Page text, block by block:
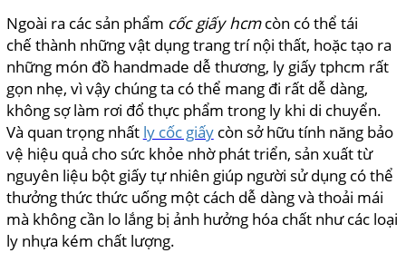
Ngoài ra các sản phẩm cốc giấy hcmcòn có thể tái
chế thành những vật dụng trang trí nội thất, hoặc tạo ra
những món đồ handmade dễ thương, ly giấy tphcm rất
gọn nhẹ, vì vậy chúng ta có thể mang đi rất dễ dàng,
không sợ làm rơi đổ thực phẩm trong ly khi di chuyển.
Và quan trọng nhất ly cốc giấycòn sở hữu tính năng bảo
vệ hiệu quả cho sức khỏe nhờ phát triển, sản xuất từ
nguyên liệu bột giấy tự nhiên giúp người sử dụng có thể
thưởng thức thức uống một cách dễ dàng và thoải mái
mà không cần lo lắng bị ảnh hưởng hóa chất như các loại
ly nhựa kém chất lượng.